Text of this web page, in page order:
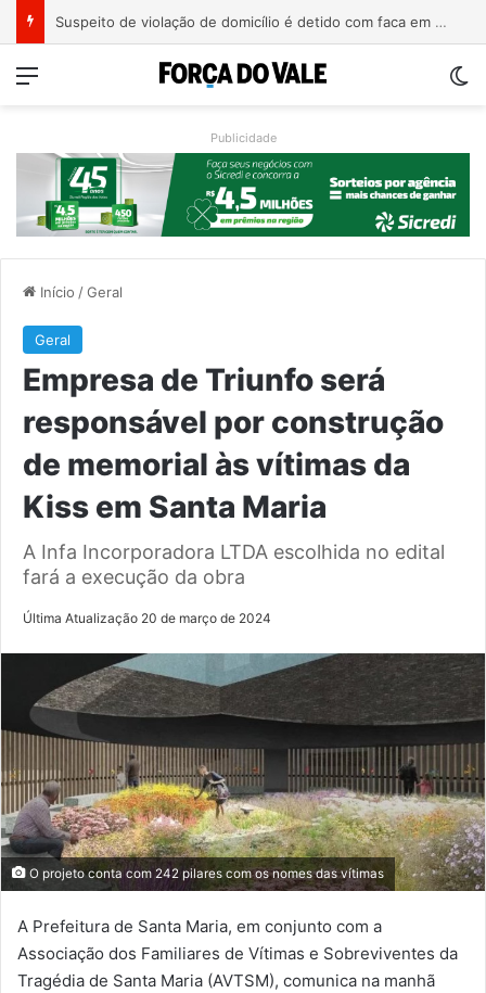
Suspeito de violação de domicílio é detido com faca em prédio de Estrela
Menu
Publicidade
Início /Geral
Geral
Empresa de Triunfo será
responsável por construção
de memorial às vítimas da
Kiss em Santa Maria
A Infa Incorporadora LTDA escolhida no edital
fará a execução da obra
Última Atualização 20 de março de 2024
O projeto conta com 242 pilares com os nomes das vítimas
A Prefeitura de Santa Maria, em conjunto com a
Associação dos Familiares de Vítimas e Sobreviventes da
Tragédia de Santa Maria (AVTSM), comunica na manhã